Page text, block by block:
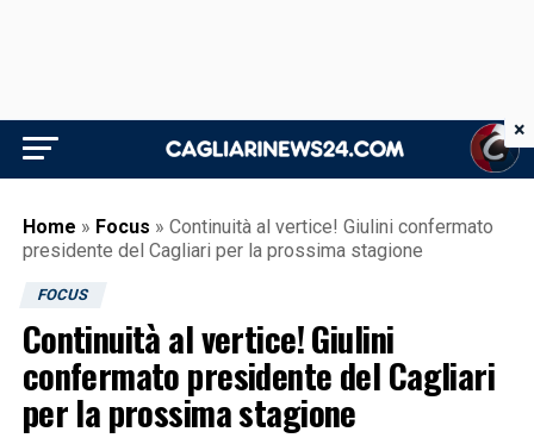
Home » Focus » Continuità al vertice! Giulini confermato
presidente del Cagliari per la prossima stagione
FOCUS
Continuità al vertice! Giulini
confermato presidente del Cagliari
per la prossima stagione
×